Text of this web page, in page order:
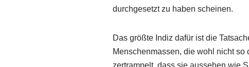
durchgesetzt zu haben scheinen.
Das größte Indiz dafür ist die
Menschenmassen, die wohl nicht
zertrampelt, dass sie aussehen wie